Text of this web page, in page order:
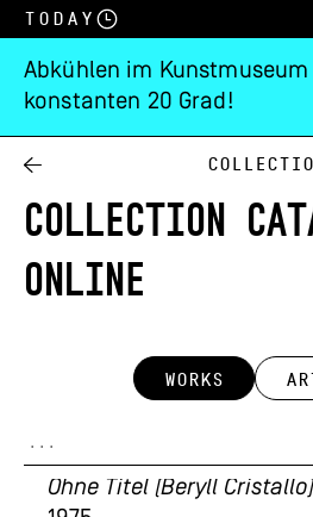
Today
Abkühlen im Kunstmuseum
konstanten 20 Grad!
COLLECTION
ONLINE
WORKS
Ohne Titel (Beryll Cristallo)